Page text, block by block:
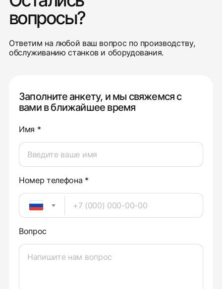
вопросы?
Ответим на любой ваш вопрос по производству,
обслуживанию станков и оборудования.
Заполните анкету, и мы свяжемся с
вами в ближайшее время
Имя *
Номер телефона *
Вопрос